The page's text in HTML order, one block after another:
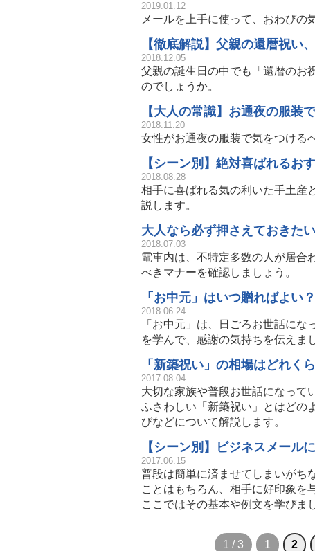
2019.01.12
メールを上手に使って、おわびの
【徹底解説】父親の還暦祝い
2018.12.05
父親の誕生日の中でも「還暦のお
のでしょうか。
【大人の常識】お通夜の服装
2018.11.20
女性がお通夜の服装で気をつける
【シーン別】絶対喜ばれるお
2018.08.28
相手に喜ばれる気の利いた手土産
説します。
大人なら必ず押さえておきた
2018.07.03
電車内は、不特定多数の人が居合
べきマナーを確認しましょう。
「お中元」はいつ贈ればよ
2018.06.24
「お中元」は、日ごろお世話に
を学んで、感謝の気持ちを伝えま
「新築祝い」の相場はどれ
2017.08.04
大切な家族や普段お世話になっ
ふさわしい「新築祝い」とはどの
びなどについて解説します。
【シーン別】ビジネスメール
2017.06.15
普段は簡単に済ませてしまいがち
ことはもちろん、相手に好印象を
ここではその基本や例文を学びま
1 / 3 1 2